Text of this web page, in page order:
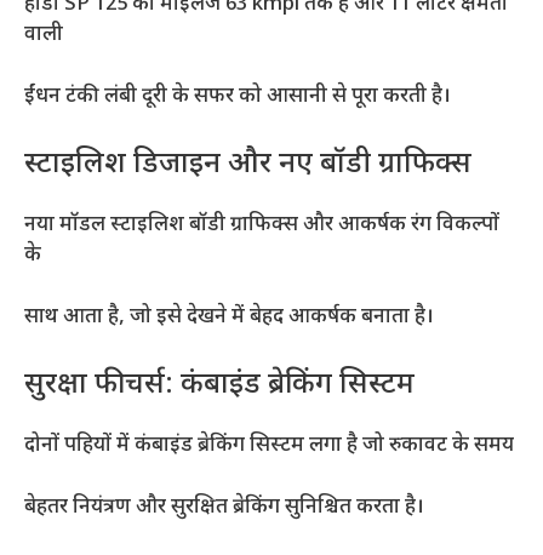
वाली
ईंधन टंकी लंबी दूरी के सफर को आसानी से पूरा करती है।
स्टाइलिश डिजाइन और नए बॉडी ग्राफिक्स
नया मॉडल स्टाइलिश बॉडी ग्राफिक्स और आकर्षक रंग विकल्पों
के
साथ आता है, जो इसे देखने में बेहद आकर्षक बनाता है।
सुरक्षा फीचर्स: कंबाइंड ब्रेकिंग सिस्टम
दोनों पहियों में कंबाइंड ब्रेकिंग सिस्टम लगा है जो रुकावट के समय
बेहतर नियंत्रण और सुरक्षित ब्रेकिंग सुनिश्चित करता है।